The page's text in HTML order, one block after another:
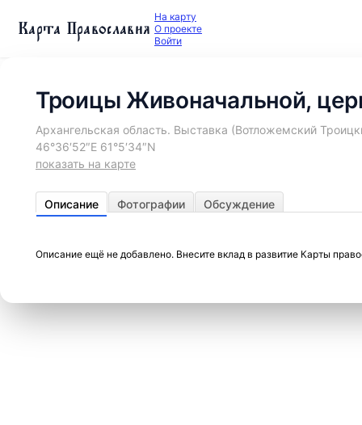
Карта Православия На карту
О проекте
Войти
Троицы Живоначальной,
Архангельская область. Выставка (Вотложемский
46°36′52″E 61°5′34″N
показать на карте
Описание Фотографии Обсуждение
Описание ещё не добавлено. Внесите вклад в развитие Карты